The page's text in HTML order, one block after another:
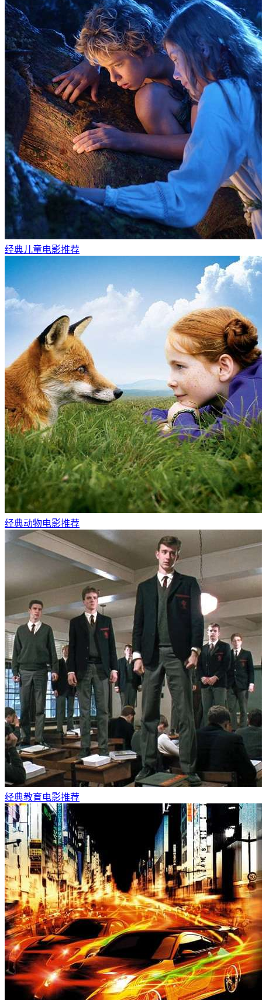
经典儿童电影推荐
经典动物电影推荐
经典教育电影推荐